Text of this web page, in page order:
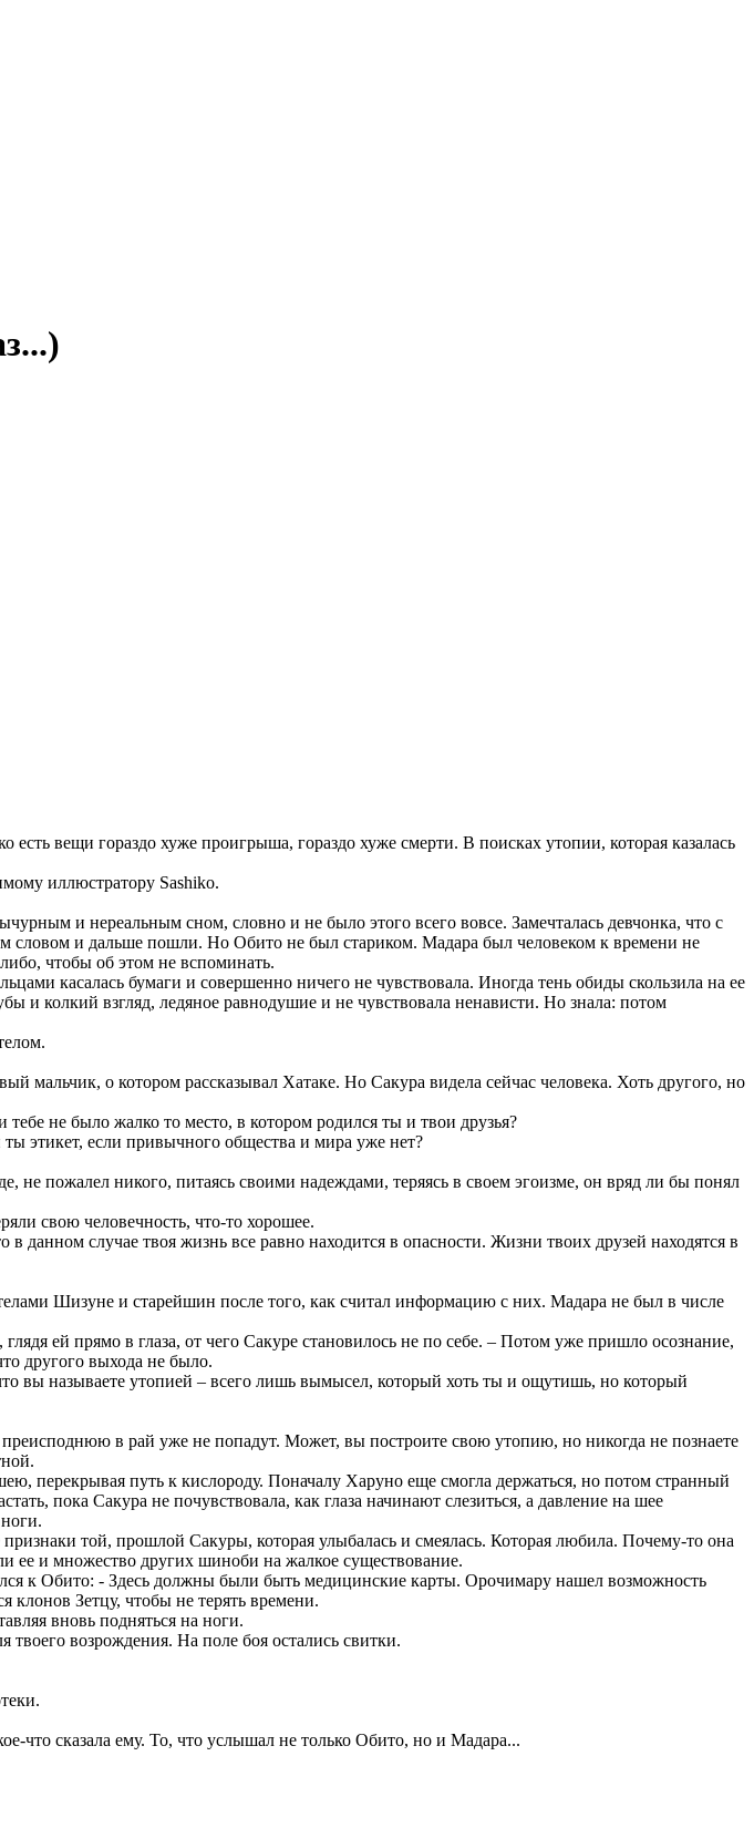
вещи гораздо хуже проигрыша, гораздо хуже смерти. В поисках утопии, которая казалась
иллюстратору Sashiko.
и нереальным сном, словно и не было этого всего вовсе. Замечталась девчонка, что с
словом и дальше пошли. Но Обито не был стариком. Мадара был человеком к времени не
чтобы об этом не вспоминать.
касалась бумаги и совершенно ничего не чувствовала. Иногда тень обиды скользила на ее
и колкий взгляд, ледяное равнодушие и не чувствовала ненависти. Но знала: потом
мальчик, о котором рассказывал Хатаке. Но Сакура видела сейчас человека. Хоть другого, но
не было жалко то место, в котором родился ты и твои друзья?
этикет, если привычного общества и мира уже нет?
пожалел никого, питаясь своими надеждами, теряясь в своем эгоизме, он вряд ли бы понял
свою человечность, что-то хорошее.
случае твоя жизнь все равно находится в опасности. Жизни твоих друзей находятся в
Шизуне и старейшин после того, как считал информацию с них. Мадара не был в числе
ей прямо в глаза, от чего Сакуре становилось не по себе. – Потом уже пришло осознание,
другого выхода не было.
вы называете утопией – всего лишь вымысел, который хоть ты и ощутишь, но который
в рай уже не попадут. Может, вы построите свою утопию, но никогда не познаете
перекрывая путь к кислороду. Поначалу Харуно еще смогла держаться, но потом странный
пока Сакура не почувствовала, как глаза начинают слезиться, а давление на шее
той, прошлой Сакуры, которая улыбалась и смеялась. Которая любила. Почему-то она
ее и множество других шиноби на жалкое существование.
к Обито: - Здесь должны были быть медицинские карты. Орочимару нашел возможность
клонов Зетцу, чтобы не терять времени.
вновь подняться на ноги.
твоего возрождения. На поле боя остались свитки.
что сказала ему. То, что услышал не только Обито, но и Мадара...